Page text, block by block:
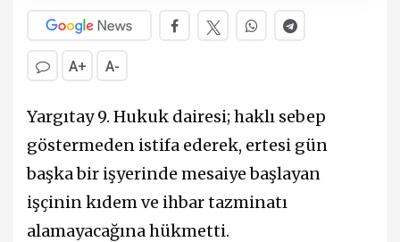
A+ A-
Yargıtay 9. Hukuk dairesi; haklı sebep
göstermeden istifa ederek, ertesi gün
başka bir işyerinde mesaiye başlayan
işçinin kıdem ve ihbar tazminatı
alamayacağına hükmetti.